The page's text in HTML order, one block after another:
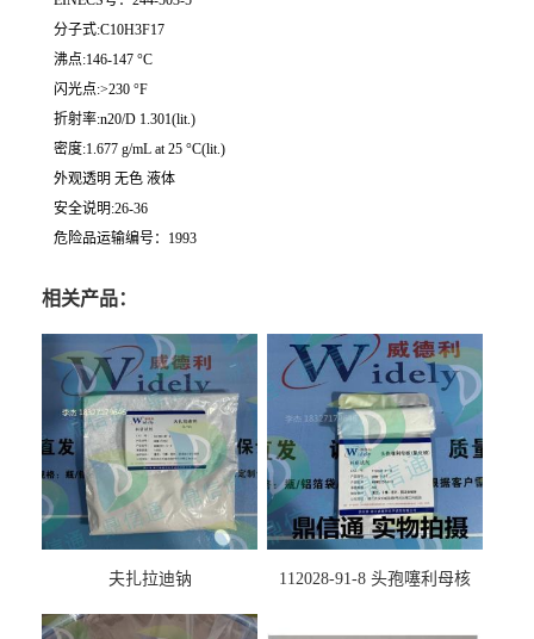
分子式:C10H3F17
沸点:146-147 °C
闪光点:>230 °F
折射率:n20/D 1.301(lit.)
密度:1.677 g/mL at 25 °C(lit.)
外观透明 无色 液体
安全说明:26-36
危险品运输编号：1993
相关产品：
夫扎拉迪钠
112028-91-8 头孢噻利母核